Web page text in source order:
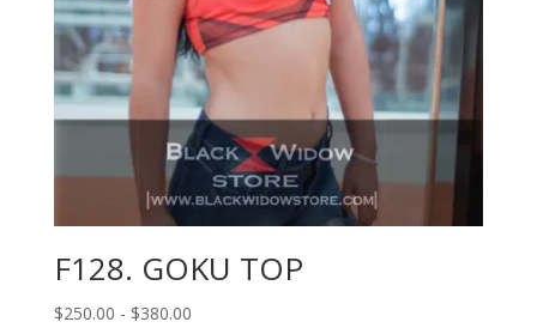
F128. GOKU TOP
$250.00 - $380.00Rango